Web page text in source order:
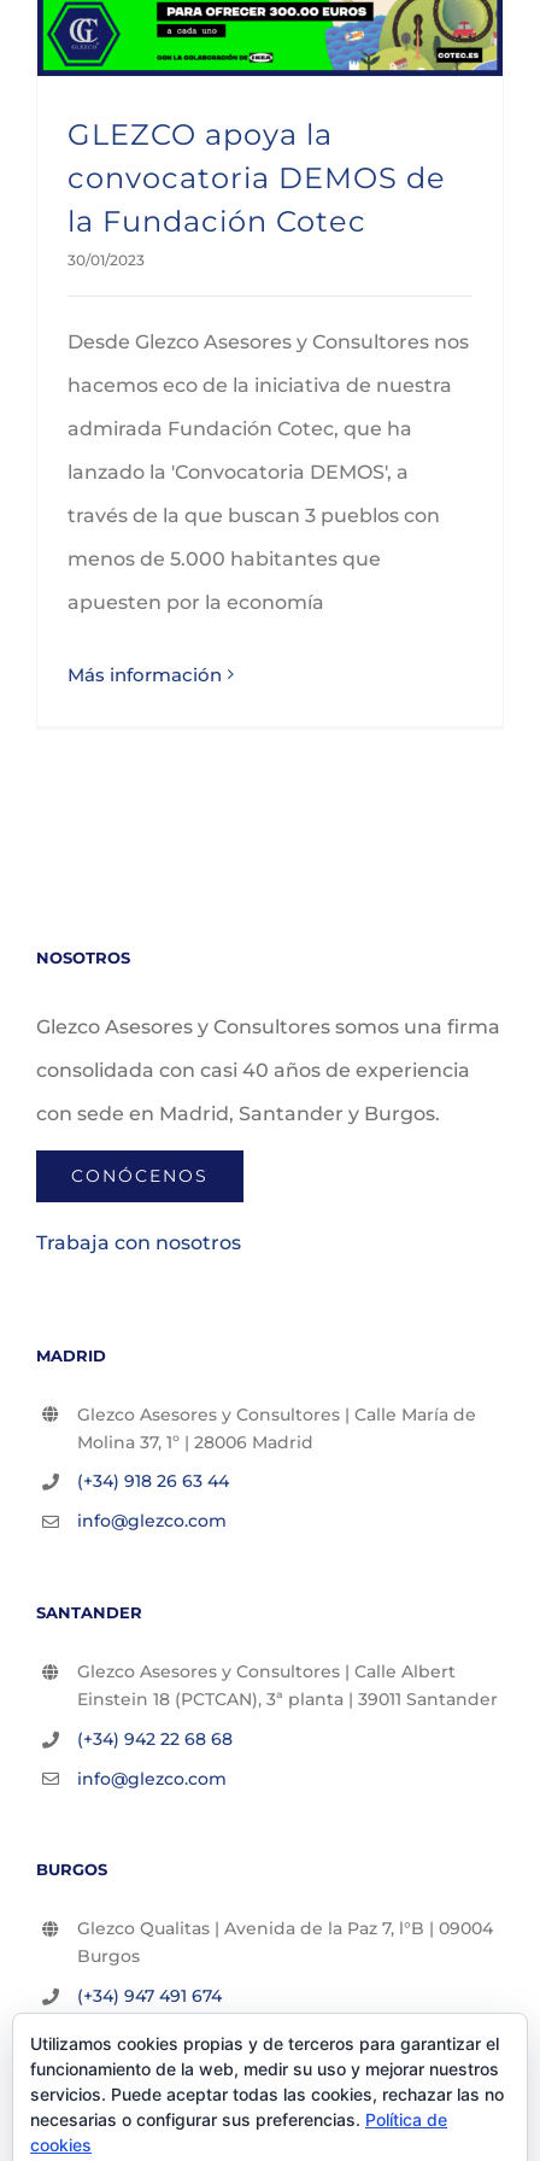
GLEZCO apoya la
convocatoria DEMOS de
la Fundación Cotec
30/01/2023
Desde Glezco Asesores y Consultores nos
hacemos eco de la iniciativa de nuestra
admirada Fundación Cotec, que ha
lanzado la 'Convocatoria DEMOS', a
través de la que buscan 3 pueblos con
menos de 5.000 habitantes que
apuesten por la economía
Más información
NOSOTROS
Glezco Asesores y Consultores somos una firma
consolidada con casi 40 años de experiencia
con sede en Madrid, Santander y Burgos.
CONÓCENOS
Trabaja con nosotros
MADRID
Glezco Asesores y Consultores | Calle María de
Molina 37, 1º | 28006 Madrid
(+34) 918 26 63 44
info@glezco.com
SANTANDER
Glezco Asesores y Consultores | Calle Albert
Einstein 18 (PCTCAN), 3ª planta | 39011 Santander
(+34) 942 22 68 68
info@glezco.com
BURGOS
Glezco Qualitas | Avenida de la Paz 7, l°B | 09004
Burgos
(+34) 947 491 674
info@glezco.com
Utilizamos cookies propias y de terceros para garantizar el
funcionamiento de la web, medir su uso y mejorar nuestros
servicios. Puede aceptar todas las cookies, rechazar las no
necesarias o configurar sus preferencias. Política de
cookies